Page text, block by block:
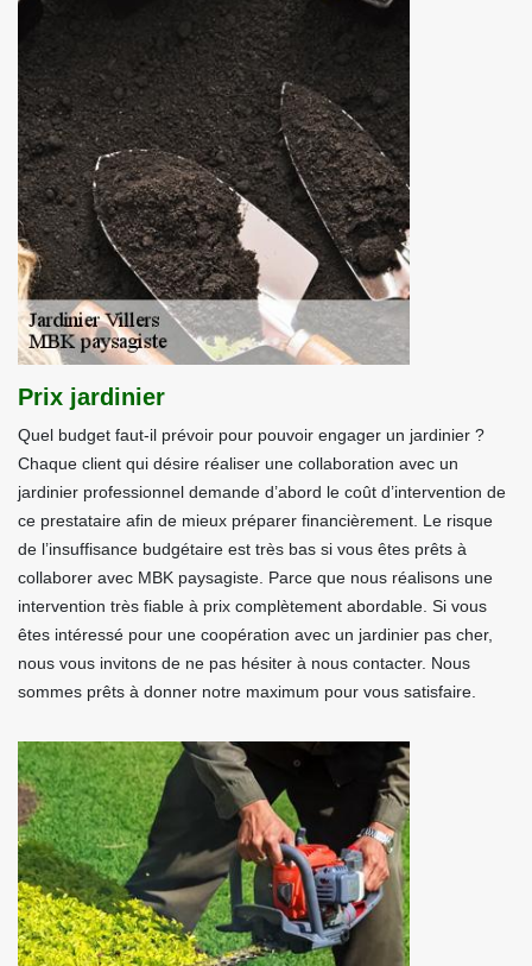
Prix jardinier
Quel budget faut-il prévoir pour pouvoir engager un jardinier ?
Chaque client qui désire réaliser une collaboration avec un
jardinier professionnel demande d’abord le coût d’intervention de
ce prestataire afin de mieux préparer financièrement. Le risque
de l’insuffisance budgétaire est très bas si vous êtes prêts à
collaborer avec MBK paysagiste. Parce que nous réalisons une
intervention très fiable à prix complètement abordable. Si vous
êtes intéressé pour une coopération avec un jardinier pas cher,
nous vous invitons de ne pas hésiter à nous contacter. Nous
sommes prêts à donner notre maximum pour vous satisfaire.